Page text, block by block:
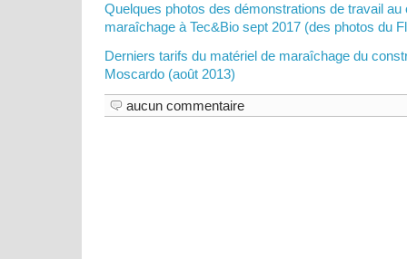
Quelques photos des démonstrations de travail au
maraîchage à Tec&Bio sept 2017 (des photos du
Derniers tarifs du matériel de maraîchage du
Moscardo (août 2013)
aucun commentaire